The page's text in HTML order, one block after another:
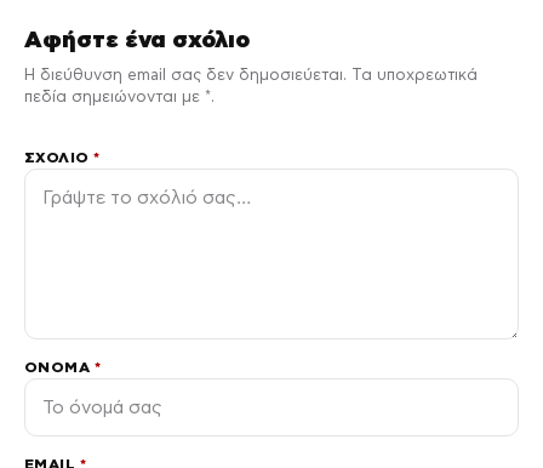
Αφήστε ένα σχόλιο
Η διεύθυνση email σας δεν δημοσιεύεται. Τα υποχρεωτικά
πεδία σημειώνονται με *.
ΣΧΌΛΙΟ*
ΌΝΟΜΑ *
EMAIL *